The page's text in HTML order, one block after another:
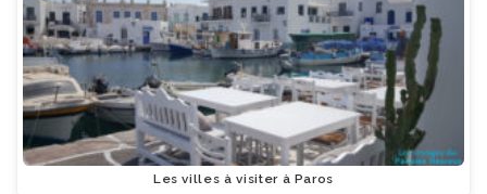
Les villes à visiter à Paros